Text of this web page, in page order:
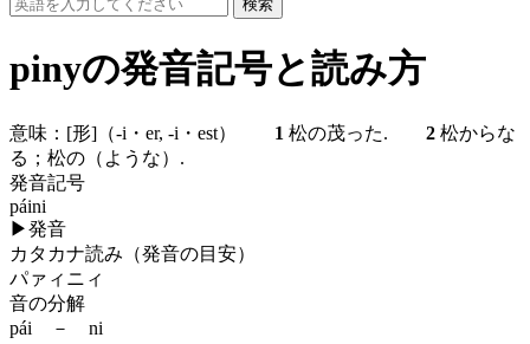
pinyの発音記号と読み方
意味： [形] （-i・er, -i・est） 1 松の茂った. 2 松からな
る；松の（ような）.
発音記号
páini
▶発音
カタカナ読み（発音の目安）
パァィニィ
音の分解
pái － ni